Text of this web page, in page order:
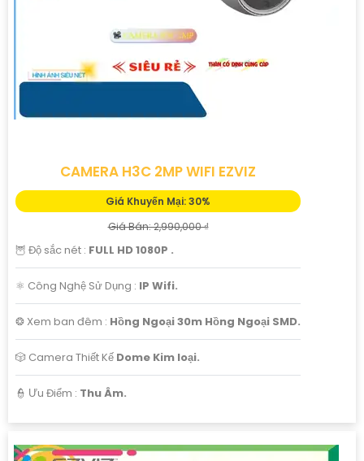
CAMERA H3C 2MP WIFI EZVIZ
Giá Khuyến Mại: 30%
Giá Bán: 2,990,000 ₫
🦉 Độ sắc nét : FULL HD 1080P .
⚛️ Công Nghệ Sử Dụng : IP Wifi.
❂ Xem ban đêm : Hồng Ngoại 30m Hồng Ngoại SMD.
🎲 Camera Thiết Kế Dome Kim loại.
️👮 Ưu Điểm : Thu Âm.